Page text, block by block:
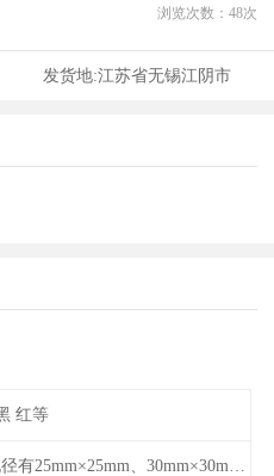
浏览次数： 48次
发货地:江苏省无锡江阴市
红等